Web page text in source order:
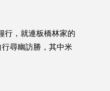
行，就連板橋林家的
尋幽訪勝，其中米